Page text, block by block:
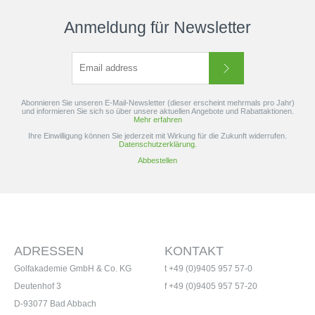
Anmeldung für Newsletter
Abonnieren Sie unseren E-Mail-Newsletter (dieser erscheint mehrmals pro Jahr)
und informieren Sie sich so über unsere aktuellen Angebote und Rabattaktionen.
Mehr erfahren
Ihre Einwilligung können Sie jederzeit mit Wirkung für die Zukunft widerrufen.
Datenschutzerklärung.
Abbestellen
KONTAKT
t +49 (0)9405 957 57-0
f +49 (0)9405 957 57-20
ADRESSEN
Golfakademie GmbH & Co. KG
Deutenhof 3
D-93077 Bad Abbach